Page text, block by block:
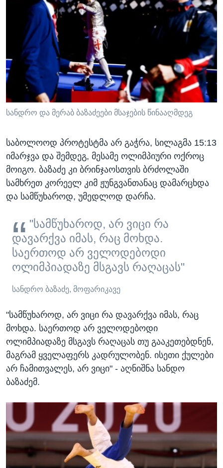
სანდრო და მერაბ ბაზაძეები მსაჯების წინააღმდეგ
საბოლოოდ პროტესტმა არ გაჭრა, სილაგმა 15:13
იმარჯვა და შემდეგ, მესამე ოლიმპიური ოქროც
მოიგო. ბაზაძე კი ბრინჯაოსთვის ბრძოლაში
სამხრეთ კორეელ კიმ ჟუნგვანთანაც დამარცხდა
და სამწუხაროდ, უმედლოდ დარჩა.
"სამწუხაროდ, არ ვიცი რა
დავარქვა იმას, რაც მოხდა.
საერთოდ არ ველოდებოდი
ოლიმპიადაზე მსგავს რაღაცას"
სანდრო ბაზაძე, მოფარიკავე
"სამწუხაროდ, არ ვიცი რა დავარქვა იმას, რაც
მოხდა. საერთოდ არ ველოდებოდი
ოლიმპიადაზე მსგავს რაღაცას თუ გააკეთებდნენ,
მაგრამ ყველაფერს კადრულობენ. ისეთი ქულები
არ ჩამითვალეს, არ ვიცი" - აღნიშნა სანდო
ბაზაძემ.